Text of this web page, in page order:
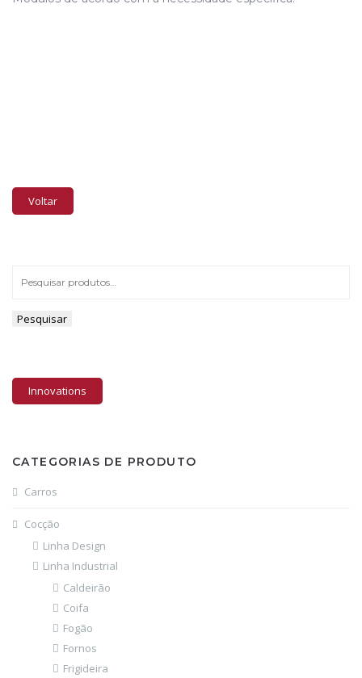
Voltar
Pesquisar
Innovations
CATEGORIAS DE PRODUTO
Carros
Cocção
Linha Design
Linha Industrial
Caldeirão
Coifa
Fogão
Fornos
Frigideira